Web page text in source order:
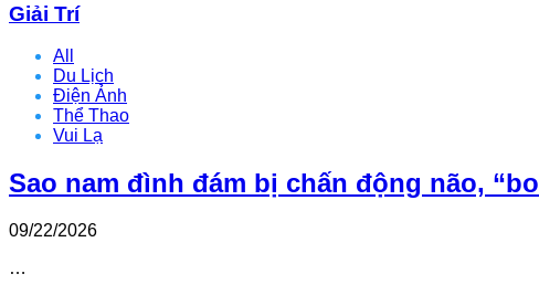
Giải Trí
All
Du Lịch
Điện Ảnh
Thể Thao
Vui Lạ
Sao nam đình đám bị chấn động não,
09/22/2026
…